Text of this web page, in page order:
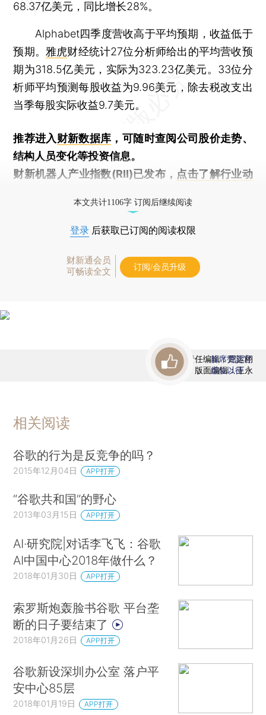
68.37亿美元，同比增长28%。
Alphabet四季度营收高于平均预期，收益低于
预期。 雅虎财经统计27位分析师给出的平均营收预
期为318.5亿美元，实际为323.23亿美元。33位分
析师平均预测每股收益为9.96美元，除去税改支出
当季每股实际收益9.7美元。
推荐进入财新数据库 ，可随时查阅公司股价走势、
结构人员变化等投资信息。
财新机器人产业指数(RII)已发布， 点击了解行业动
本文共计1106字 订阅后继续阅读
登录 后获取已订阅的阅读权限
财新通会员
可畅读全文
订阅/会员升级
责任编辑：屈运栩
版面编辑：王永
首席赞赏官
虚位以待
相关阅读
谷歌的行为是反竞争的吗？
2015年12月04日 APP打开
“谷歌共和国”的野心
2013年03月15日 APP打开
AI·研究院|对话李飞飞：谷歌
AI中国中心2018年做什么？
2018年01月30日 APP打开
索罗斯炮轰脸书谷歌 平台垄
断的日子要结束了
2018年01月26日 APP打开
谷歌新设深圳办公室 落户平
安中心85层
2018年01月19日 APP打开